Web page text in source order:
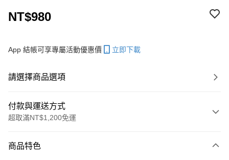
NT$980
App 結帳可享專屬活動優惠價 立即下載
請選擇商品選項
付款與運送方式
超取滿NT$1,200免運
信用卡一次付款
商品特色